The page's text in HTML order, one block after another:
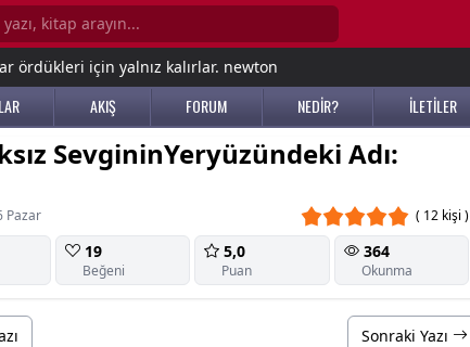
ördükleri için yalnız kalırlar. newton
AKIŞ FORUM NEDİR? İLETİLER
SevgininYeryüzündeki Adı:
Pazar ( 12 kişi )
19
Beğeni
5,0
Puan
364
Okunma
Sonraki Yazı